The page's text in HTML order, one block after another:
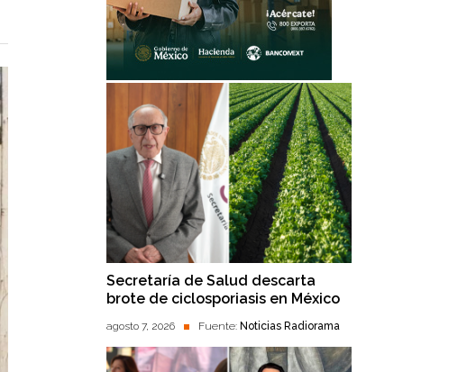
Secretaría de Salud descarta
brote de ciclosporiasis en México
agosto 7, 2026 Fuente: Noticias Radiorama